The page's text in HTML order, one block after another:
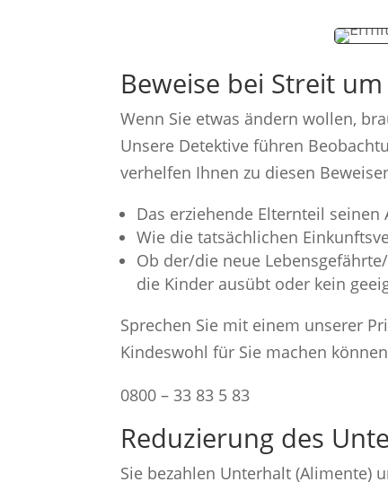
Beweise bei Streit
Wenn Sie etwas ändern wollen,
Unsere Detektive führen
verhelfen Ihnen zu diesen
Das erziehende Elternteil
Wie die tatsächlichen
Ob der/die neue
die Kinder ausübt oder kein
Sprechen Sie mit einem unserer
Kindeswohl für Sie machen
0800 – 33 83 5 83
Reduzierung des
Sie bezahlen Unterhalt (Alimente)